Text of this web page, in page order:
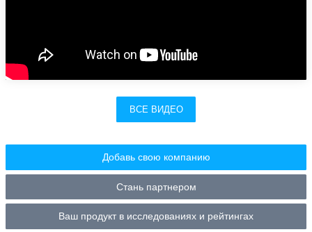
ВСЕ ВИДЕО
Добавь свою компанию
Стань партнером
Ваш продукт в исследованиях и рейтингах